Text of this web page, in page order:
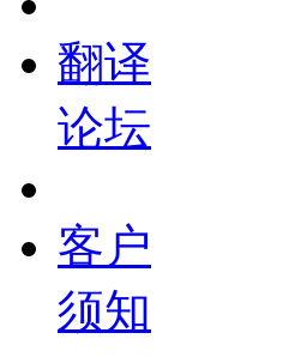
翻译
论坛
客户
须知